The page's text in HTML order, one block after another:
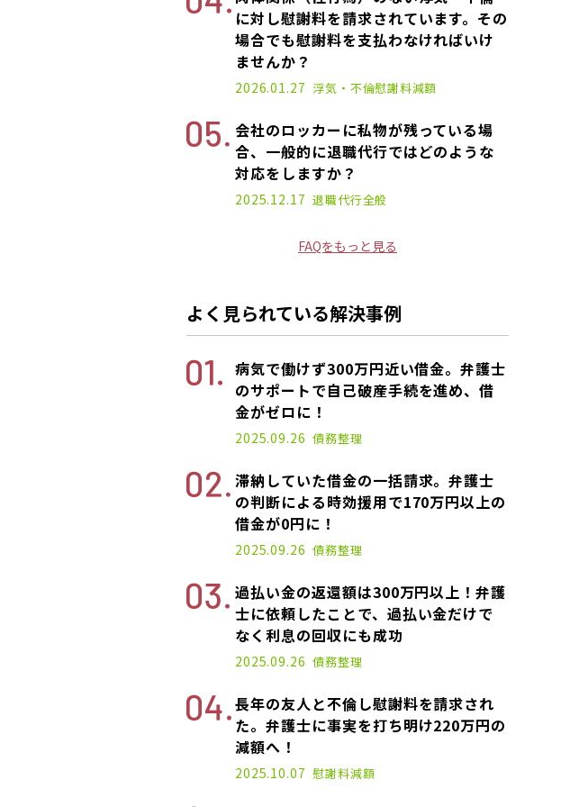
に対し慰謝料を請求されています。その
場合でも慰謝料を支払わなければいけ
ませんか？
2026.01.27 浮気・不倫慰謝料減額
会社のロッカーに私物が残っている場
合、一般的に退職代行ではどのような
対応をしますか？
2025.12.17 退職代行全般
FAQをもっと見る
よく見られている解決事例
病気で働けず300万円近い借金。弁護士
のサポートで自己破産手続を進め、借
金がゼロに！
2025.09.26 債務整理
滞納していた借金の一括請求。弁護士
の判断による時効援用で170万円以上の
借金が0円に！
2025.09.26 債務整理
過払い金の返還額は300万円以上！弁護
士に依頼したことで、過払い金だけで
なく利息の回収にも成功
2025.09.26 債務整理
長年の友人と不倫し慰謝料を請求され
た。弁護士に事実を打ち明け220万円の
減額へ！
2025.10.07 慰謝料減額